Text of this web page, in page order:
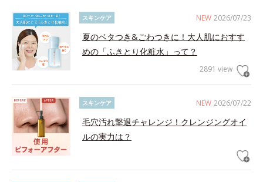
NEW 2026/07/23
スキンケア
夏のベタつき&ごわつきに！大人肌におすす
めの「ふきとり化粧水」って？
2891 view
NEW 2026/07/22
スキンケア
毛穴汚れ撃退チャレンジ！クレンジングオイ
ルの実力は？